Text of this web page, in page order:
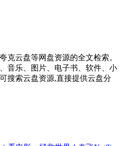
克云盘等网盘资源的全文检索。
音乐、图片、电子书、软件、小
搜索云盘资源,直接提供云盘分